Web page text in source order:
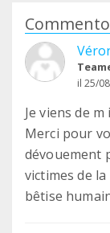
Commento
il 25/
Je viens de
Merci pour
dévouement
victimes de
bêtise